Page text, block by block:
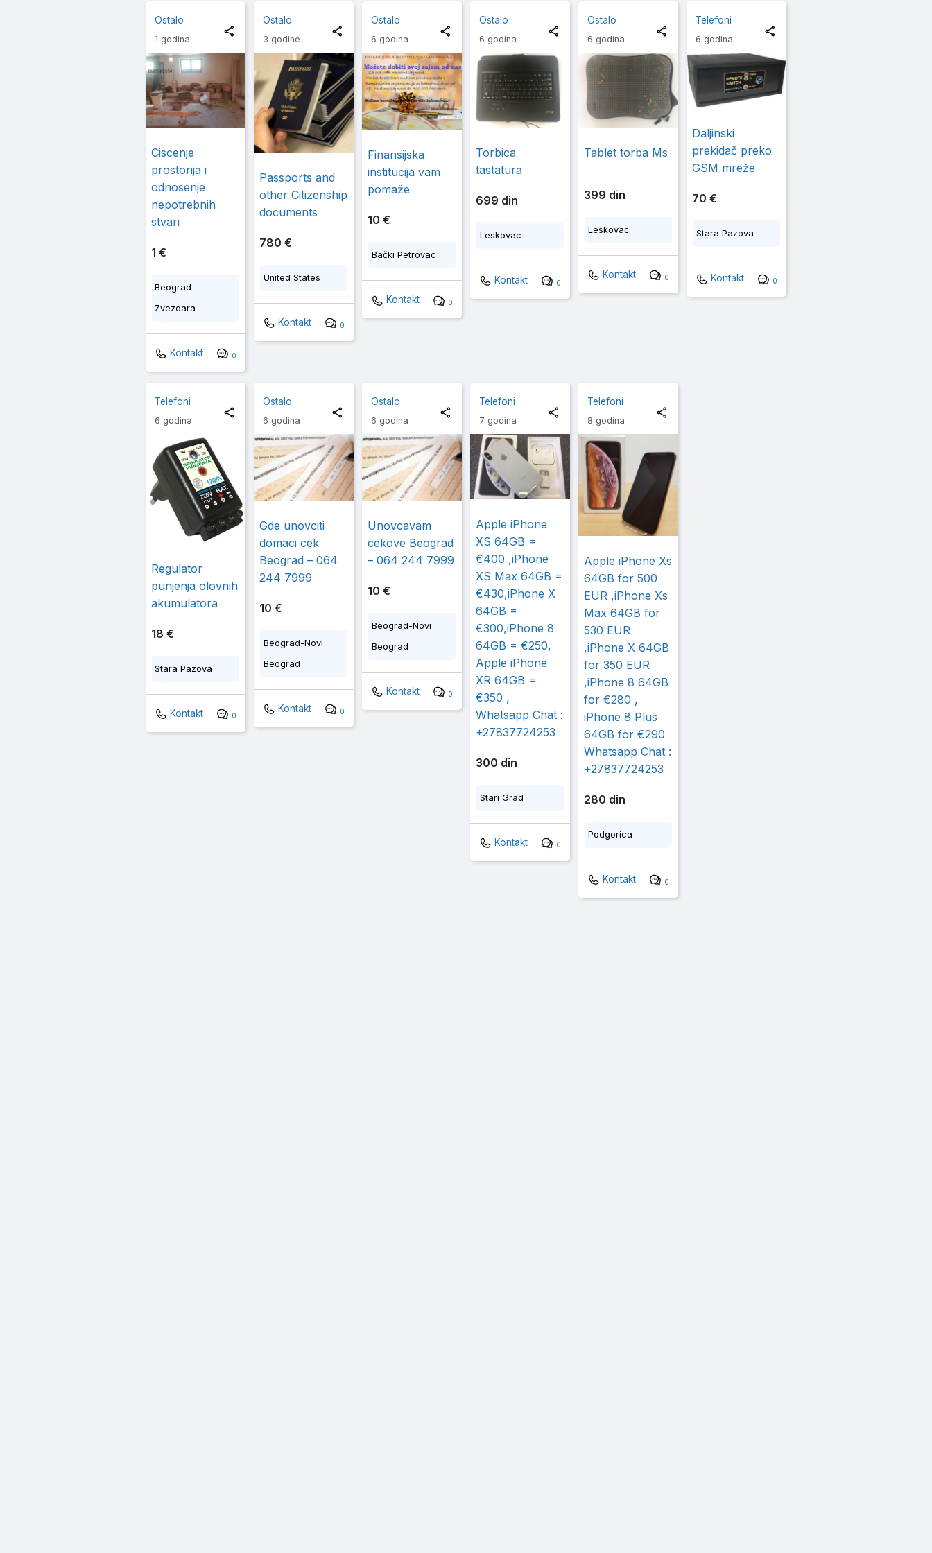
Ostalo
1 godina
Ciscenje
prostorija i
odnosenje
nepotrebnih
stvari
1 €
Beograd-
Zvezdara
Kontakt 0
Ostalo
3 godine
Passports and
other Citizenship
documents
780 €
United States
Kontakt 0
Ostalo
6 godina
Finansijska
institucija vam
pomaže
10 €
Bački Petrovac
Kontakt 0
Ostalo
6 godina
Torbica
tastatura
699 din
Leskovac
Kontakt 0
Ostalo
6 godina
Tablet torba Ms
399 din
Leskovac
Kontakt 0
Telefoni
6 godina
Daljinski
prekidač preko
GSM mreže
70 €
Stara Pazova
Kontakt 0
Telefoni
6 godina
Regulator
punjenja olovnih
akumulatora
18 €
Stara Pazova
Kontakt 0
Ostalo
6 godina
Gde unovciti
domaci cek
Beograd – 064
244 7999
10 €
Beograd-Novi
Beograd
Kontakt 0
Ostalo
6 godina
Unovcavam
cekove Beograd
– 064 244 7999
10 €
Beograd-Novi
Beograd
Kontakt 0
Telefoni
7 godina
Apple iPhone
XS 64GB =
€400 ,iPhone
XS Max 64GB =
€430,iPhone X
64GB =
€300,iPhone 8
64GB = €250,
Apple iPhone
XR 64GB =
€350 ,
Whatsapp Chat :
+27837724253
300 din
Stari Grad
Kontakt 0
Telefoni
8 godina
Apple iPhone Xs
64GB for 500
EUR ,iPhone Xs
Max 64GB for
530 EUR
,iPhone X 64GB
for 350 EUR
,iPhone 8 64GB
for €280 ,
iPhone 8 Plus
64GB for €290
Whatsapp Chat :
+27837724253
280 din
Podgorica
Kontakt 0